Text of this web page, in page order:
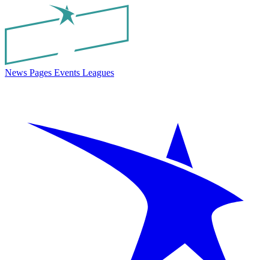
News Pages Events Leagues